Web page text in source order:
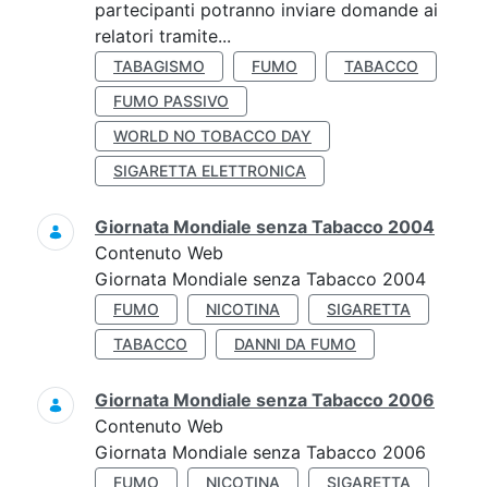
partecipanti potranno inviare domande ai
relatori tramite...
TABAGISMO FUMO
TABACCO
FUMO PASSIVO
WORLD NO TOBACCO DAY
SIGARETTA ELETTRONICA
Giornata Mondiale senza Tabacco 2004
Contenuto Web
Giornata Mondiale senza Tabacco 2004
FUMO NICOTINA
SIGARETTA
TABACCO
DANNI DA FUMO
Giornata Mondiale senza Tabacco 2006
Contenuto Web
Giornata Mondiale senza Tabacco 2006
FUMO NICOTINA
SIGARETTA